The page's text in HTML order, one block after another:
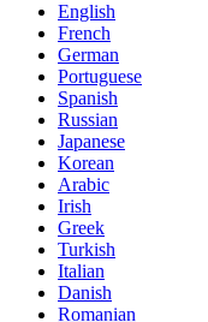
English
French
German
Portuguese
Spanish
Russian
Japanese
Korean
Arabic
Irish
Greek
Turkish
Italian
Danish
Romanian